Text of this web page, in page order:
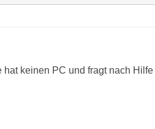
hat keinen PC und fragt nach